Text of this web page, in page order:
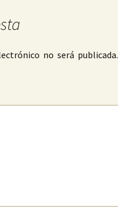
no será publicada.